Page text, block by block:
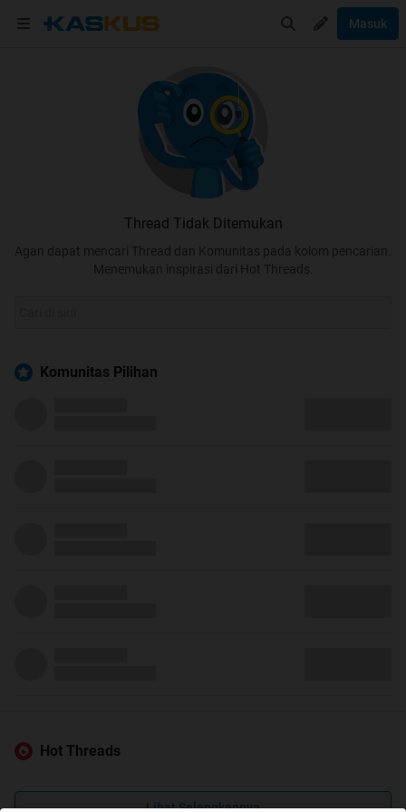
Masuk
Thread Tidak Ditemukan
Agan dapat mencari Thread dan Komunitas pada kolom pencarian.
Menemukan inspirasi dari Hot Threads.
Komunitas Pilihan
Hot Threads
Lihat Selengkapnya